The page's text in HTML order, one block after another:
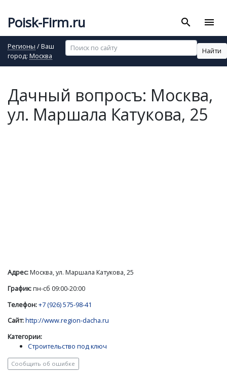
Poisk-Firm.ru search menu
Регионы / Ваш
город: Москва
Найти
Дачный вопросъ: Москва,
ул. Маршала Катукова, 25
Адрес:Москва, ул. Маршала Катукова, 25
График:пн-сб 09:00-20:00
Телефон:+7 (926) 575-98-41
Сайт:http://www.region-dacha.ru
Категории:
Строительство под ключ
Сообщить об ошибке